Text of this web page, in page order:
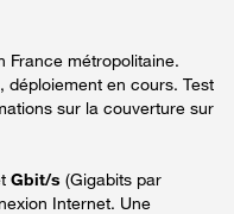
France métropolitaine.
déploiement en cours. Test
sur la couverture sur
Gbit/s (Gigabits par
Internet. Une